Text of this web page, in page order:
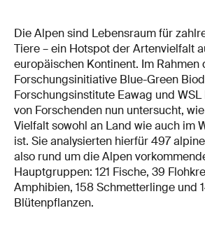
Die Alpen sind Lebensraum für
Tiere – ein Hotspot der Artenvielfalt
europäischen Kontinent. Im Rahmen
Forschungsinitiative Blue-Green
Forschungsinstitute Eawag und
von Forschenden nun untersucht,
Vielfalt sowohl an Land wie auch im
ist. Sie analysierten hierfür 497
also rund um die Alpen
Hauptgruppen: 121 Fische, 39
Amphibien, 158 Schmetterlinge und
Blütenpflanzen.